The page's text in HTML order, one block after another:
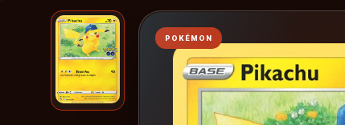
POKÉMON